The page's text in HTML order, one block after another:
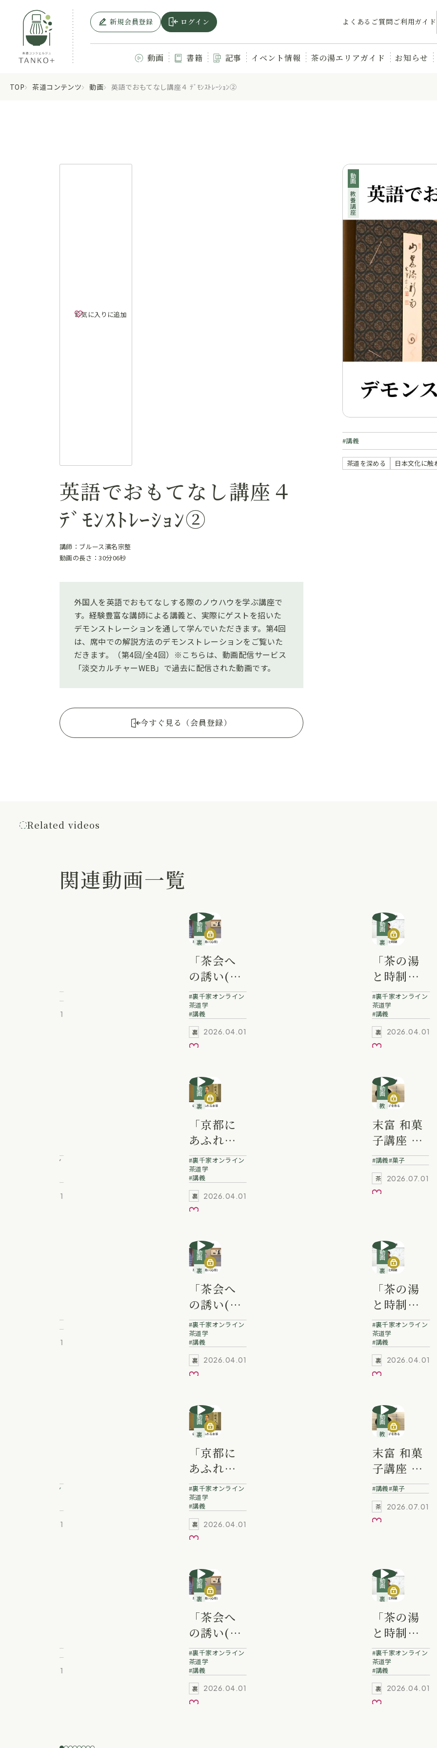
新規会員登録 ログイン よくあるご質問ご利用ガイド
動画 書籍 記事 イベント情報 茶の湯エリアガイド お知らせ
TOP 茶道コンテンツ 動画 英語でおもてなし講座４ ﾃﾞﾓﾝｽﾄﾚｰｼｮﾝ②
お気に入りに追加
動画
教養講座
講義
茶道を深める 日本文化に触
英語でおもてなし講座４
ﾃﾞﾓﾝｽﾄﾚｰｼｮﾝ②
講師：ブルース濱名宗整
動画の長さ：30分06秒
外国人を英語でおもてなしする際のノウハウを学ぶ講座で
す。経験豊富な講師による講義と、実際にゲストを招いた
デモンストレーションを通して学んでいただきます。第4回
は、席中での解説方法のデモンストレーションをご覧いた
だきます。（第4回/全4回）※こちらは、動画配信サービス
「淡交カルチャーWEB」で過去に配信された動画です。
今すぐ見る（会員登録）
Related videos
関連動画一覧
2026.04.01
動画
裏千家講義動画
「茶会へ
の誘い(心
得)」泉本
宗悠 業躰
裏千家オンライン
茶道学
講義
2026.04.01
お気に入り
動画
裏千家講義動画
「茶の湯
と時制」
冨士田宗
啓 業躰
裏千家オンライン
茶道学
講義
2026.04.01
お気に入り
裏千家オンライン
2026.04.01
動画
裏千家講義動画
「京都に
あふれる
お茶」金
澤宗達 業
躰
裏千家オンライン
茶道学
講義
2026.04.01
お気に入り
動画
教養講座
末富 和菓
子講座 ～
葛のお菓
子を作る
～
講義 菓子
2026.07.01
お気に入り
2026.04.01
動画
裏千家講義動画
「茶会へ
の誘い(心
得)」泉本
宗悠 業躰
裏千家オンライン
茶道学
講義
2026.04.01
お気に入り
動画
裏千家講義動画
「茶の湯
と時制」
冨士田宗
啓 業躰
裏千家オンライン
茶道学
講義
2026.04.01
お気に入り
裏千家オンライン
2026.04.01
動画
裏千家講義動画
「京都に
あふれる
お茶」金
澤宗達 業
躰
裏千家オンライン
茶道学
講義
2026.04.01
お気に入り
動画
教養講座
末富 和菓
子講座 ～
葛のお菓
子を作る
～
講義 菓子
2026.07.01
お気に入り
2026.04.01
動画
裏千家講義動画
「茶会へ
の誘い(心
得)」泉本
宗悠 業躰
裏千家オンライン
茶道学
講義
2026.04.01
お気に入り
動画
裏千家講義動画
「茶の湯
と時制」
冨士田宗
啓 業躰
裏千家オンライン
茶道学
講義
2026.04.01
お気に入り